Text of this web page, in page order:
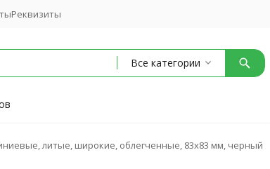
Реквизиты
Все категории
литые, широкие, облегченные, 83x83 мм, черный